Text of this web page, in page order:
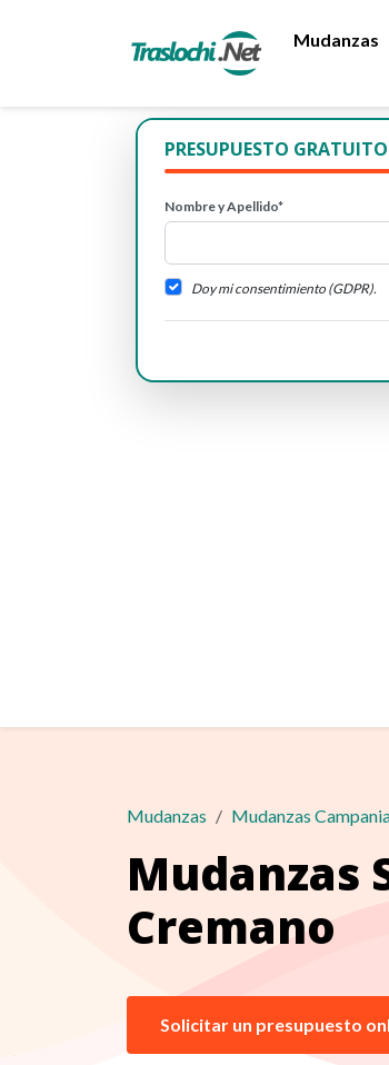
Mudanzas
PRESUPUESTO GRATUITO
Nombre y Apellido*
Doy mi consentimiento (GDPR).
Mudanzas Mudanzas
Mudanzas
Cremano
Solicitar un presupuesto